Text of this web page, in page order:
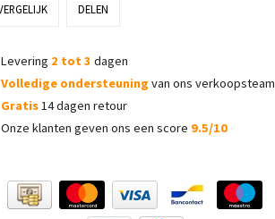
DELEN
Levering 2 tot 3 dagen
Volledige ondersteuning van ons verkoopsteam
Gratis14 dagen retour
Onze klanten geven ons een score 9.5/10